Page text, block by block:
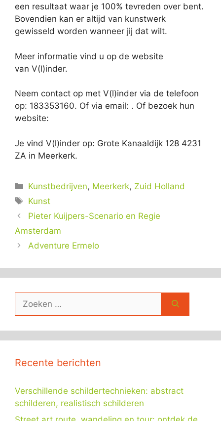
een resultaat waar je 100% tevreden over bent.
Bovendien kan er altijd van kunstwerk
gewisseld worden wanneer jij dat wilt.
Meer informatie vind u op de website
van V(l)inder.
Neem contact op met V(l)inder via de telefoon
op: 183353160. Of via email: . Of bezoek hun
website:
Je vind V(l)inder op: Grote Kanaaldijk 128 4231
ZA in Meerkerk.
Categorieën
Kunstbedrijven, Meerkerk, Zuid Holland
Tags
Kunst
Pieter Kuijpers-Scenario en Regie
Amsterdam
Adventure Ermelo
naar:
Recente berichten
Verschillende schildertechnieken: abstract
schilderen, realistisch schilderen